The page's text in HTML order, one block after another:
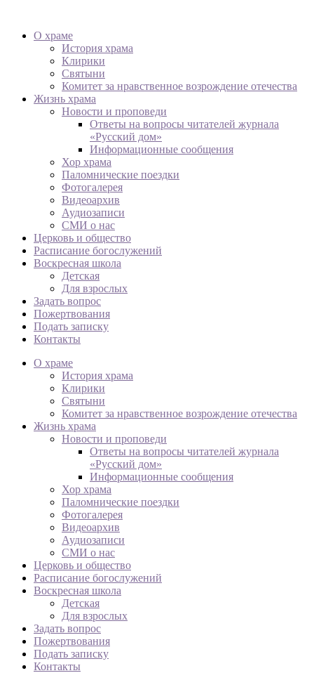
О храме
История храма
Клирики
Святыни
Комитет за нравственное возрождение отечества
Жизнь храма
Новости и проповеди
Ответы на вопросы читателей журнала
«Русский дом»
Информационные сообщения
Хор храма
Паломнические поездки
Фотогалерея
Видеоархив
Аудиозаписи
СМИ о нас
Церковь и общество
Расписание богослужений
Воскресная школа
Детская
Для взрослых
Задать вопрос
Пожертвования
Подать записку
Контакты
О храме
История храма
Клирики
Святыни
Комитет за нравственное возрождение отечества
Жизнь храма
Новости и проповеди
Ответы на вопросы читателей журнала
«Русский дом»
Информационные сообщения
Хор храма
Паломнические поездки
Фотогалерея
Видеоархив
Аудиозаписи
СМИ о нас
Церковь и общество
Расписание богослужений
Воскресная школа
Детская
Для взрослых
Задать вопрос
Пожертвования
Подать записку
Контакты